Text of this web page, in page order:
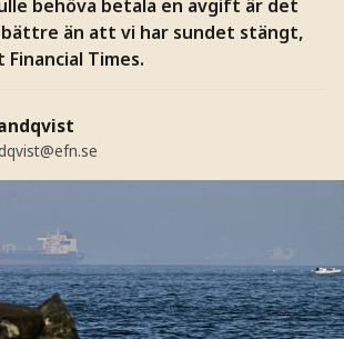
behöva betala en avgift är det
än att vi har sundet stängt,
Times.